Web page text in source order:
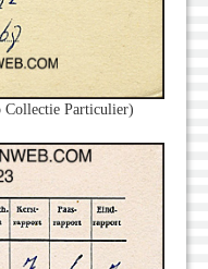
Collectie Particulier)